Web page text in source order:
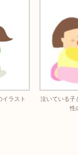
ラスト
泣いている子
性